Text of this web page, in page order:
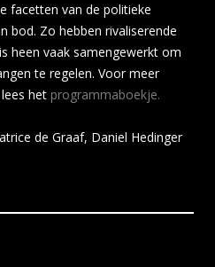
facetten van de politieke
bod. Zo hebben rivaliserende
heen vaak samengewerkt om
te regelen. Voor meer
het programmaboekje.
de Graaf, Daniel Hedinger